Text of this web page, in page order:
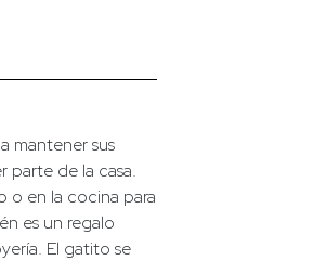
mantener sus
parte de la casa.
o en la cocina para
es un regalo
El gatito se